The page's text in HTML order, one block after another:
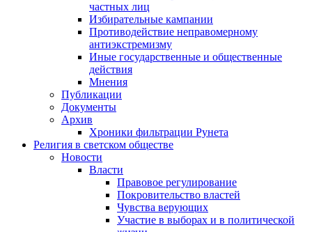
частных лиц
Избирательные кампании
Противодействие неправомерному
антиэкстремизму
Иные государственные и общественные
действия
Мнения
Публикации
Документы
Архив
Хроники фильтрации Рунета
Религия в светском обществе
Новости
Власти
Правовое регулирование
Покровительство властей
Чувства верующих
Участие в выборах и в политической